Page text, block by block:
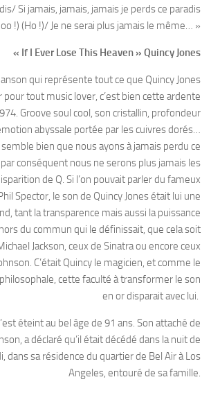
Si jamais, jamais, jamais je perds ce paradis
!) (Ho !)/ Je ne serai plus jamais le même… »
« If I Ever Lose This Heaven » Quincy Jones
qui représente tout ce que Quincy Jones
pour tout music lover, c’est bien cette ardente
Groove soul cool, son cristallin, profondeur
abyssale portée par les cuivres dorés…
bien que nous ayons à jamais perdu ce
conséquent nous ne serons plus jamais les
de Q. Si l’on pouvait parler du fameux
Spector, le son de Quincy Jones était lui une
tant la transparence mais aussi la puissance
du commun qui le définissait, que cela soit
Jackson, ceux de Sinatra ou encore ceux
C’était Quincy le magicien, et comme le
cette faculté à transformer le son
en or disparait avec lui.
éteint au bel âge de 91 ans. Son attaché de
a déclaré qu’il était décédé dans la nuit de
dans sa résidence du quartier de Bel Air à Los
Angeles, entouré de sa famille.